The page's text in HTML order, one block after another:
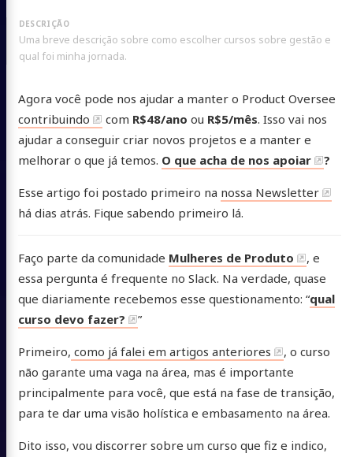
Uma breve descrição sobre como escolher cursos sobre gestão e
qual foi minha jornada.
Agora você pode nos ajudar a manter o Product Oversee
contribuindo
com R$48/ano ou R$5/mês. Isso vai nos
ajudar a conseguir criar novos projetos e a manter e
melhorar o que já temos. O que acha de nos apoiar ?
Esse artigo foi postado primeiro na nossa Newsletter
há dias atrás. Fique sabendo primeiro lá.
Faço parte da comunidade Mulheres de Produto
, e
essa pergunta é frequente no Slack. Na verdade, quase
que diariamente recebemos esse questionamento: “qual
curso devo fazer?
”
Primeiro, como já falei em artigos anteriores
, o curso
não garante uma vaga na área, mas é importante
principalmente para você, que está na fase de transição,
para te dar uma visão holística e embasamento na área.
Dito isso, vou discorrer sobre um curso que fiz e indico,